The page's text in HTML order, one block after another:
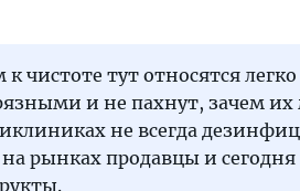
к чистоте тут относятся
и не пахнут, зачем
не всегда
рынках продавцы и